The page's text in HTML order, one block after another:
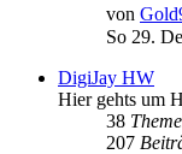
von
So 29.
DigiJay HW
Hier gehts um
38
207